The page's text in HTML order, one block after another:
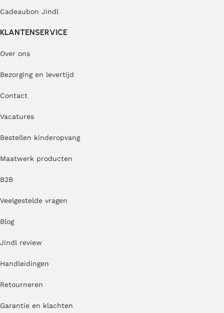
Cadeaubon Jindl
KLANTENSERVICE
Over ons
Bezorging en levertijd
Contact
Vacatures
Bestellen kinderopvang
Maatwerk producten
B2B
Veelgestelde vragen
Blog
Jindl review
Handleidingen
Retourneren
Garantie en klachten